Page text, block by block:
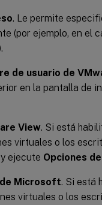
. Le permite
(por ejemplo, en el
de usuario de
en la pantalla de
View. Si está
virtuales o los
ejecute Opciones
Microsoft. Si está
virtuales o los